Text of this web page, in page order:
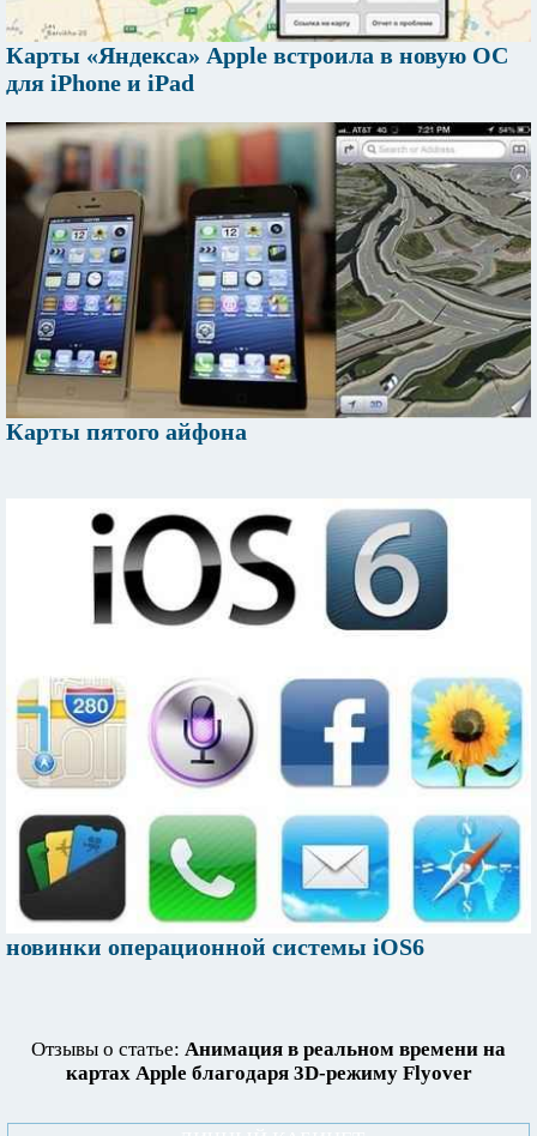
Карты «Яндекса» Apple встроила в новую ОС
для iPhone и iPad
Карты пятого айфона
новинки операционной системы iOS6
Отзывы о статье: Анимация в реальном времени на
картах Apple благодаря 3D-режиму Flyover